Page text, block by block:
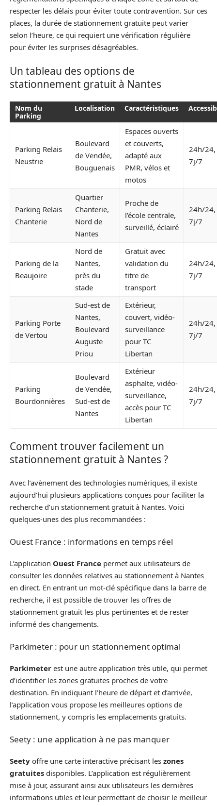
respecter les délais pour éviter toute contravention. Sur ces
places, la durée de stationnement gratuite peut varier
selon l’heure, ce qui requiert une vérification régulière
pour éviter les surprises désagréables.
Un tableau des options de
stationnement gratuit à Nantes
Nom du
Parking
Localisation Caractéristiques
Parking Relais
Neustrie
Boulevard
de Vendée,
Bouguenais
Espaces ouverts
et couverts,
adapté aux
PMR, vélos et
motos
24h/24,
7j/7
Parking Relais
Chanterie
Quartier
Chanterie,
Nord de
Nantes
Proche de
l’école centrale,
surveillé, éclairé
24h/24,
7j/7
Parking de la
Beaujoire
Nord de
Nantes,
près du
stade
Gratuit avec
validation du
titre de
transport
24h/24,
7j/7
Parking Porte
de Vertou
Sud-est de
Nantes,
Boulevard
Auguste
Priou
Extérieur,
couvert, vidéo-
surveillance
pour TC
Libertan
24h/24,
7j/7
Parking
Bourdonnières
Boulevard
de Vendée,
Sud-est de
Nantes
Extérieur
asphalte, vidéo-
surveillance,
accès pour TC
Libertan
24h/24,
7j/7
Comment trouver facilement un
stationnement gratuit à Nantes ?
Avec l’avènement des technologies numériques, il existe
aujourd’hui plusieurs applications conçues pour faciliter la
recherche d’un stationnement gratuit à Nantes. Voici
quelques-unes des plus recommandées :
Ouest France : informations en temps réel
L’application Ouest France permet aux utilisateurs de
consulter les données relatives au stationnement à Nantes
en direct. En entrant un mot-clé spécifique dans la barre de
recherche, il est possible de trouver les offres de
stationnement gratuit les plus pertinentes et de rester
informé des changements.
Parkimeter : pour un stationnement optimal
Parkimeter est une autre application très utile, qui permet
d’identifier les zones gratuites proches de votre
destination. En indiquant l’heure de départ et d’arrivée,
l’application vous propose les meilleures options de
stationnement, y compris les emplacements gratuits.
Seety : une application à ne pas manquer
Seety offre une carte interactive précisant les zones
gratuites disponibles. L’application est régulièrement
mise à jour, assurant ainsi aux utilisateurs les dernières
informations utiles et leur permettant de choisir le meilleur